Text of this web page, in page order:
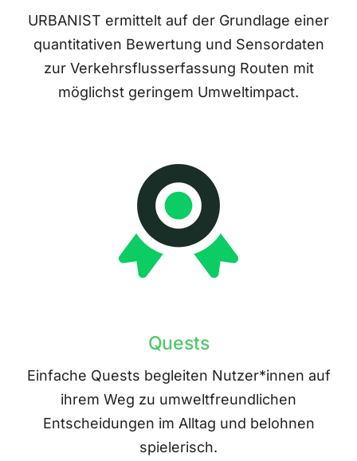
URBANIST ermittelt auf der Grundlage einer
quantitativen Bewertung und Sensordaten
zur Verkehrsflusserfassung Routen mit
möglichst geringem Umweltimpact.
Quests
Einfache Quests begleiten Nutzer*innen auf
ihrem Weg zu umweltfreundlichen
Entscheidungen im Alltag und belohnen
spielerisch.